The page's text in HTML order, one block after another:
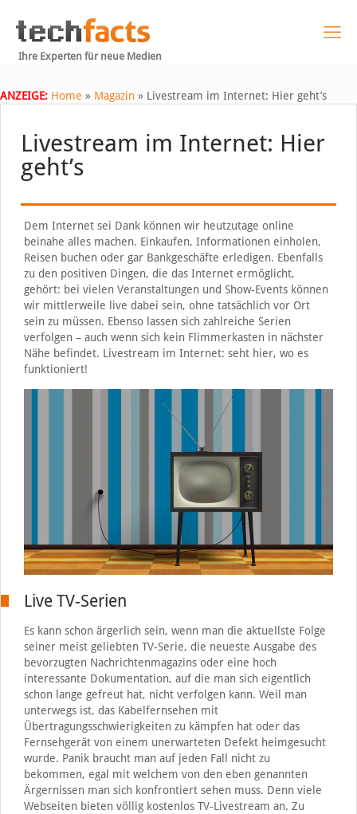
Ihre Experten für neue Medien
ANZEIGE: Home » Magazin » Livestream im Internet: Hier geht’s
Livestream im Internet: Hier
geht’s
Dem Internet sei Dank können wir heutzutage online
beinahe alles machen. Einkaufen, Informationen einholen,
Reisen buchen oder gar Bankgeschäfte erledigen. Ebenfalls
zu den positiven Dingen, die das Internet ermöglicht,
gehört: bei vielen Veranstaltungen und Show-Events können
wir mittlerweile live dabei sein, ohne tatsächlich vor Ort
sein zu müssen. Ebenso lassen sich zahlreiche Serien
verfolgen – auch wenn sich kein Flimmerkasten in nächster
Nähe befindet. Livestream im Internet: seht hier, wo es
funktioniert!
Live TV-Serien
Es kann schon ärgerlich sein, wenn man die aktuellste Folge
seiner meist geliebten TV-Serie, die neueste Ausgabe des
bevorzugten Nachrichtenmagazins oder eine hoch
interessante Dokumentation, auf die man sich eigentlich
schon lange gefreut hat, nicht verfolgen kann. Weil man
unterwegs ist, das Kabelfernsehen mit
Übertragungsschwierigkeiten zu kämpfen hat oder das
Fernsehgerät von einem unerwarteten Defekt heimgesucht
wurde. Panik braucht man auf jeden Fall nicht zu
bekommen, egal mit welchem von den eben genannten
Ärgernissen man sich konfrontiert sehen muss. Denn viele
Webseiten bieten völlig kostenlos TV-Livestream an. Zu